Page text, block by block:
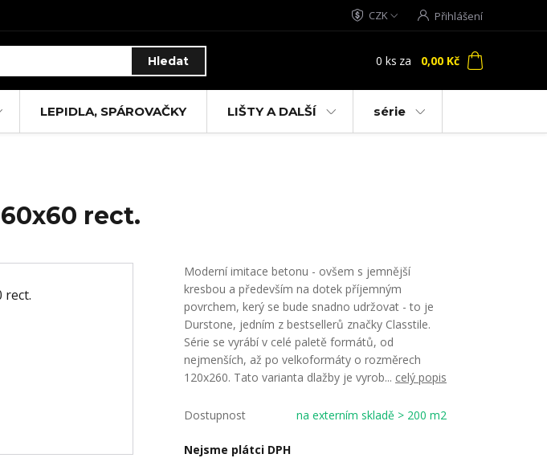
CZK Přihlášení
Hledat 0 ks za 0,00 Kč
LEPIDLA, SPÁROVAČKY LIŠTY A DALŠÍ série
rect.
Moderní imitace betonu - ovšem s jemnější
kresbou a především na dotek příjemným
povrchem, kerý se bude snadno udržovat - to je
Durstone, jedním z bestsellerů značky Classtile.
Série se vyrábí v celé paletě formátů, od
nejmenších, až po velkoformáty o rozměrech
120x260. Tato varianta dlažby je vyrob... celý popis
Dostupnost na externím skladě > 200 m2
Nejsme plátci DPH